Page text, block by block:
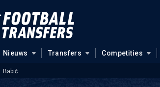
Nieuws Transfers Competities
I. Babić